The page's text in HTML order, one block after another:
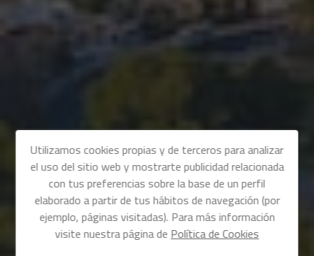
Utilizamos cookies propias y de terceros para analizar
el uso del sitio web y mostrarte publicidad relacionada
con tus preferencias sobre la base de un perfil
elaborado a partir de tus hábitos de navegación (por
ejemplo, páginas visitadas). Para más información
visite nuestra página de Política de Cookies